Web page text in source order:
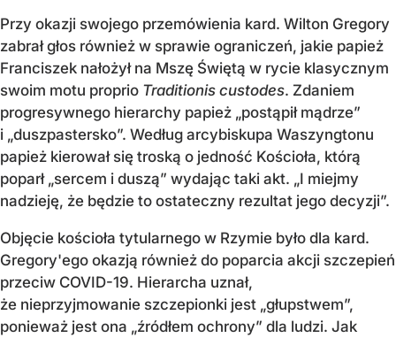
Przy okazji swojego przemówienia kard. Wilton Gregory
zabrał głos również w sprawie ograniczeń, jakie papież
Franciszek nałożył na Mszę Świętą w rycie klasycznym
swoim motu proprio Traditionis custodes. Zdaniem
progresywnego hierarchy papież „postąpił mądrze”
i „duszpastersko”. Według arcybiskupa Waszyngtonu
papież kierował się troską o jedność Kościoła, którą
poparł „sercem i duszą” wydając taki akt. „I miejmy
nadzieję, że będzie to ostateczny rezultat jego decyzji”.
Objęcie kościoła tytularnego w Rzymie było dla kard.
Gregory'ego okazją również do poparcia akcji szczepień
przeciw COVID-19. Hierarcha uznał,
że nieprzyjmowanie szczepionki jest „głupstwem”,
ponieważ jest ona „źródłem ochrony” dla ludzi. Jak